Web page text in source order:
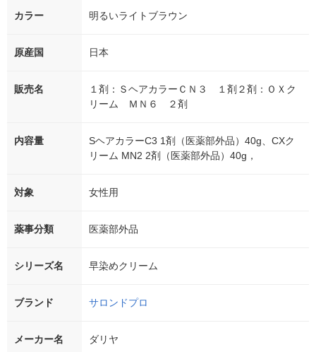
カラー 明るいライトブラウン
原産国 日本
販売名
１剤：ＳヘアカラーＣＮ３ １剤２剤：ＯＸク
リーム ＭＮ６ ２剤
内容量
SヘアカラーC3 1剤（医薬部外品）40g、CXク
リーム MN2 2剤（医薬部外品）40g，
対象 女性用
薬事分類 医薬部外品
シリーズ名 早染めクリーム
ブランド サロンドプロ
メーカー名 ダリヤ